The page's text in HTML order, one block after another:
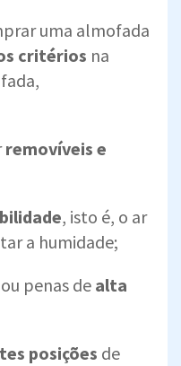
uma almofada
critérios na
removíveis e
, isto é, o ar
a humidade;
penas de alta
posições de